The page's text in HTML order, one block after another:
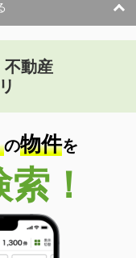
不動産
の物件を
！